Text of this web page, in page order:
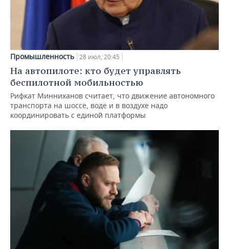
Промышленность 28 июл, 20:45
На автопилоте: кто будет управлять
беспилотной мобильностью
Рифкат Минниханов считает, что движение автономного
транспорта на шоссе, воде и в воздухе надо
координировать с единой платформы